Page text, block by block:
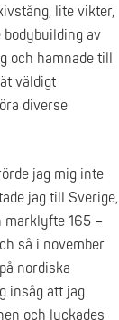
lite vikter,
av
och hamnade till
väldigt
diverse
jag mig inte
jag till Sverige,
marklyfte 165 –
så i november
nordiska
insåg att jag
och lyckades